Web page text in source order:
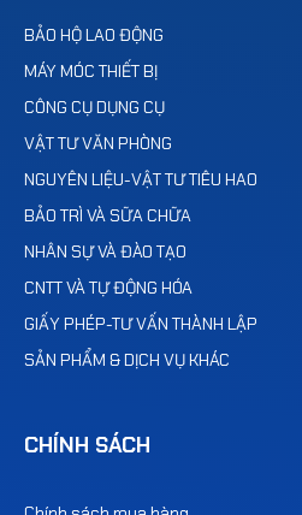
BẢO HỘ LAO ĐỘNG
MÁY MÓC THIẾT BỊ
CÔNG CỤ DỤNG CỤ
VẬT TƯ VĂN PHÒNG
NGUYÊN LIỆU-VẬT TƯ TIÊU HAO
BẢO TRÌ VÀ SỮA CHỮA
NHÂN SỰ VÀ ĐÀO TẠO
CNTT VÀ TỰ ĐỘNG HÓA
GIẤY PHÉP-TƯ VẤN THÀNH LẬP
SẢN PHẨM & DỊCH VỤ KHÁC
CHÍNH SÁCH